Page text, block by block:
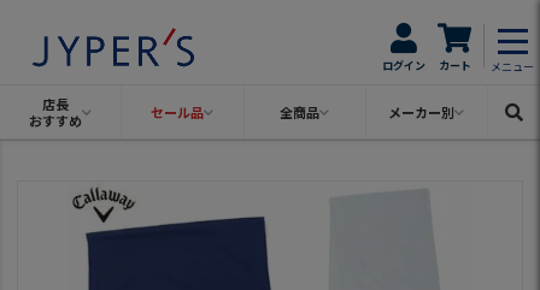
ログイン カート メニュー
店長
おすすめ
セール品 全商品 メーカー別